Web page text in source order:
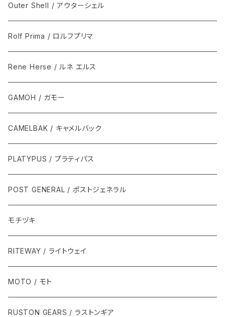
Outer Shell / アウターシェル
Rolf Prima / ロルフプリマ
Rene Herse / ルネ エルス
GAMOH / ガモー
CAMELBAK / キャメルバック
PLATYPUS / プラティパス
POST GENERAL / ポストジェネラル
モチヅキ
RITEWAY / ライトウェイ
MOTO / モト
RUSTON GEARS / ラストンギア